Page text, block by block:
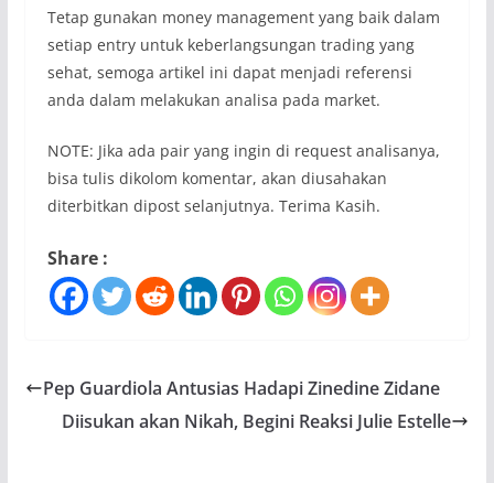
Tetap gunakan money management yang baik dalam
setiap entry untuk keberlangsungan trading yang
sehat, semoga artikel ini dapat menjadi referensi
anda dalam melakukan analisa pada market.
NOTE: Jika ada pair yang ingin di request analisanya,
bisa tulis dikolom komentar, akan diusahakan
diterbitkan dipost selanjutnya. Terima Kasih.
Share :
Pep Guardiola Antusias Hadapi Zinedine Zidane
Diisukan akan Nikah, Begini Reaksi Julie Estelle